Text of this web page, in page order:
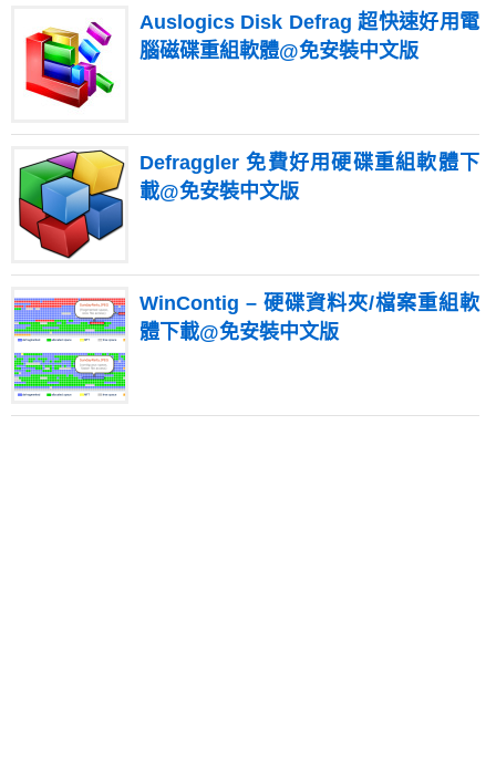
Auslogics Disk Defrag 超快速好用電
腦磁碟重組軟體@免安裝中文版
Defraggler 免費好用硬碟重組軟體下
載@免安裝中文版
WinContig – 硬碟資料夾/檔案重組軟
體下載@免安裝中文版